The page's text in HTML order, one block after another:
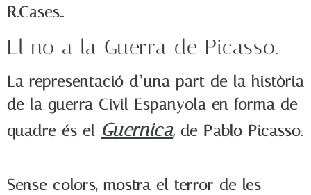
R.Cases..
El no a la Guerra de Picasso.
La representació d’una part de la història
de la guerra Civil Espanyola en forma de
quadre és el Guernica, de Pablo Picasso.
Sense colors, mostra el terror de les